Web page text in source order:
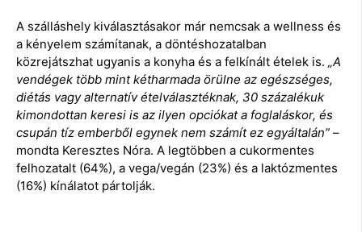
A szálláshely kiválasztásakor már nemcsak a wellness és
a kényelem számítanak, a döntéshozatalban
közrejátszhat ugyanis a konyha és a felkínált ételek is. „A
vendégek több mint kétharmada örülne az egészséges,
diétás vagy alternatív ételválasztéknak, 30 százalékuk
kimondottan keresi is az ilyen opciókat a foglaláskor, és
csupán tíz emberből egynek nem számít ez egyáltalán” –
mondta Keresztes Nóra. A legtöbben a cukormentes
felhozatalt (64%), a vega/vegán (23%) és a laktózmentes
(16%) kínálatot pártolják.